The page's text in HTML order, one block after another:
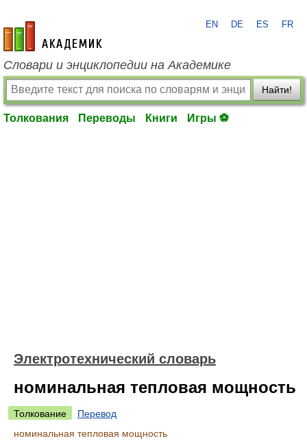
academic.ru
EN DE ES FR
Словари и энциклопедии на Академике
Найти!
Толкования Переводы Книги Игры ⚽
Электротехнический словарь
номинальная тепловая мощность
Толкование
Перевод
номинальная тепловая мощность